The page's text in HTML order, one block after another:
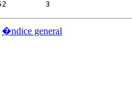
�ndice general